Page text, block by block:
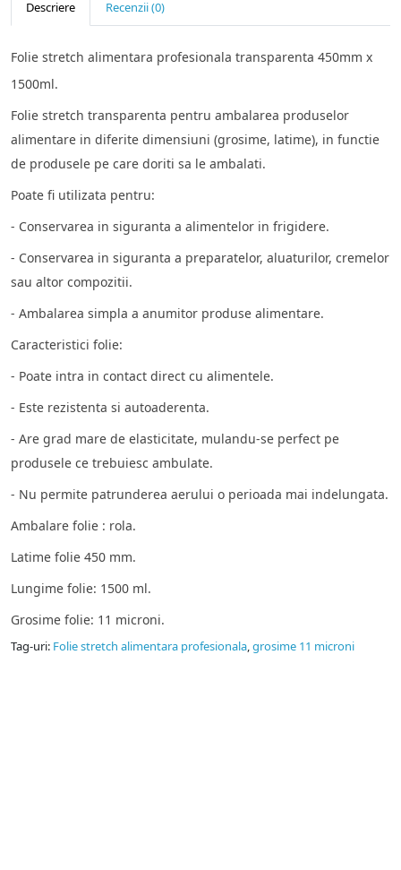
Descriere Recenzii (0)
Folie stretch alimentara profesionala transparenta 450mm x
1500ml.
Folie stretch transparenta pentru ambalarea produselor
alimentare in diferite dimensiuni (grosime, latime), in functie
de produsele pe care doriti sa le ambalati.
Poate fi utilizata pentru:
- Conservarea in siguranta a alimentelor in frigidere.
- Conservarea in siguranta a preparatelor, aluaturilor, cremelor
sau altor compozitii.
- Ambalarea simpla a anumitor produse alimentare.
Caracteristici folie:
- Poate intra in contact direct cu alimentele.
- Este rezistenta si autoaderenta.
- Are grad mare de elasticitate, mulandu-se perfect pe
produsele ce trebuiesc ambulate.
- Nu permite patrunderea aerului o perioada mai indelungata.
Ambalare folie : rola.
Latime folie 450 mm.
Lungime folie: 1500 ml.
Grosime folie: 11 microni.
Tag-uri: Folie stretch alimentara profesionala,grosime 11 microni